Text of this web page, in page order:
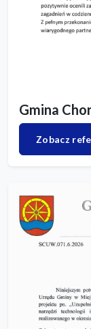
Gmina
Zobacz